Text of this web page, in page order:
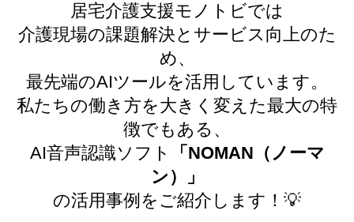
居宅介護支援モノトビでは
介護現場の課題解決とサービス向上のた
め、
最先端のAIツールを活用しています。
私たちの働き方を大きく変えた最大の特
徴でもある、
AI音声認識ソフト
「NOMAN（ノーマ
ン）」
の活用事例をご紹介します！💡